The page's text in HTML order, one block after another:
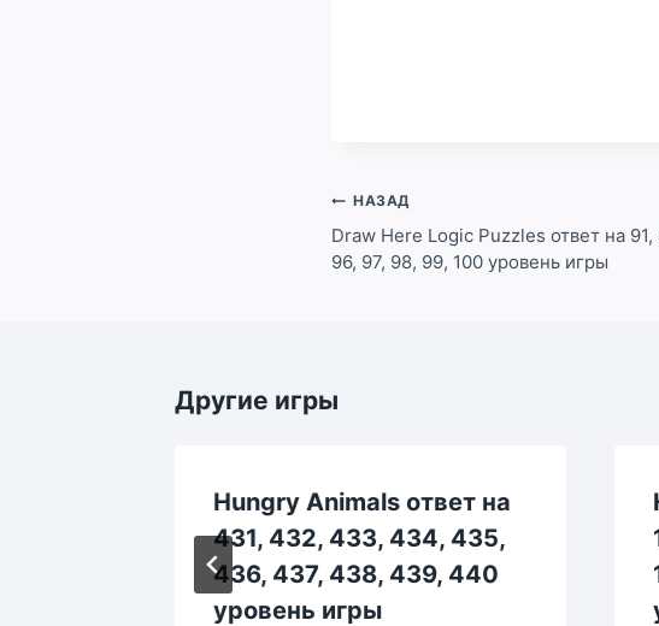
Навигация
по
записям
НАЗАД
Draw Here Logic Puzzles ответ на
96, 97, 98, 99, 100 уровень игры
Другие игры
Hungry Animals ответ на
431, 432, 433, 434, 435,
436, 437, 438, 439, 440
уровень игры